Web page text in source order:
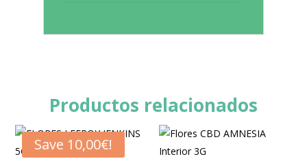
Productos relacionados
Save 10,00€!